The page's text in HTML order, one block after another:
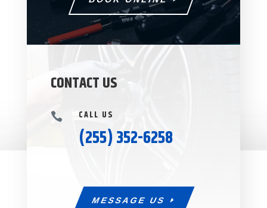
CONTACT US
 CALL US
(255) 352-6258
MESSAGE US